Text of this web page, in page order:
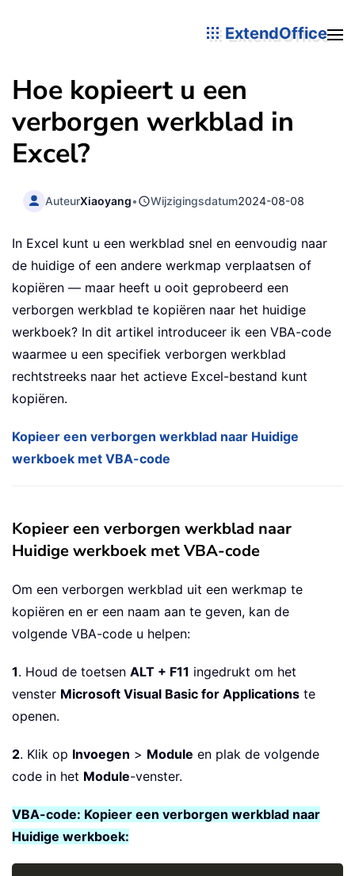
ExtendOffice
Hoe kopieert u een
verborgen werkblad in
Excel?
AuteurXiaoyang• Wijzigingsdatum2024-08-08
In Excel kunt u een werkblad snel en eenvoudig naar
de huidige of een andere werkmap verplaatsen of
kopiëren — maar heeft u ooit geprobeerd een
verborgen werkblad te kopiëren naar het huidige
werkboek? In dit artikel introduceer ik een VBA-code
waarmee u een specifiek verborgen werkblad
rechtstreeks naar het actieve Excel-bestand kunt
kopiëren.
Kopieer een verborgen werkblad naar Huidige
werkboek met VBA-code
Kopieer een verborgen werkblad naar
Huidige werkboek met VBA-code
Om een verborgen werkblad uit een werkmap te
kopiëren en er een naam aan te geven, kan de
volgende VBA-code u helpen:
1. Houd de toetsen ALT + F11 ingedrukt om het
venster Microsoft Visual Basic for Applications te
openen.
2. Klik op Invoegen > Module en plak de volgende
code in het Module-venster.
VBA-code: Kopieer een verborgen werkblad naar
Huidige werkboek: